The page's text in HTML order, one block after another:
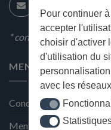
Pour continuer
accepter
choisir d'activer
d'utilisation du
avec les
Statistiques
* condition en magasin
MENU
Conditions générales de
Mentions Légales et